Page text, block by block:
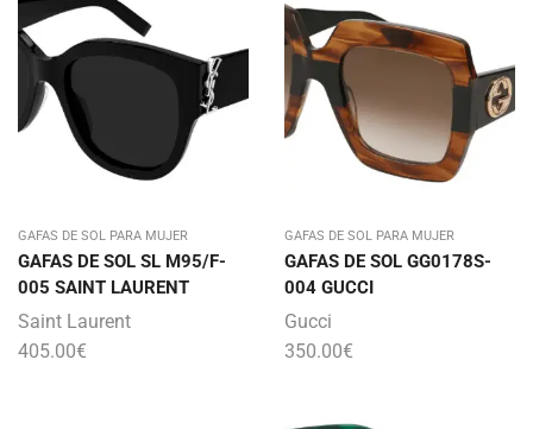
GAFAS DE SOL PARA MUJER
GAFAS DE SOL SL M95/F-
005 SAINT LAURENT
Saint Laurent
405.00€
GAFAS DE SOL PARA MUJER
GAFAS DE SOL GG0178S-
004 GUCCI
Gucci
350.00€